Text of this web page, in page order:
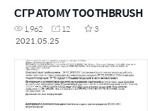
СГР ATOMY TOOTHBRUSH
1,962 12
3
2021.05.25